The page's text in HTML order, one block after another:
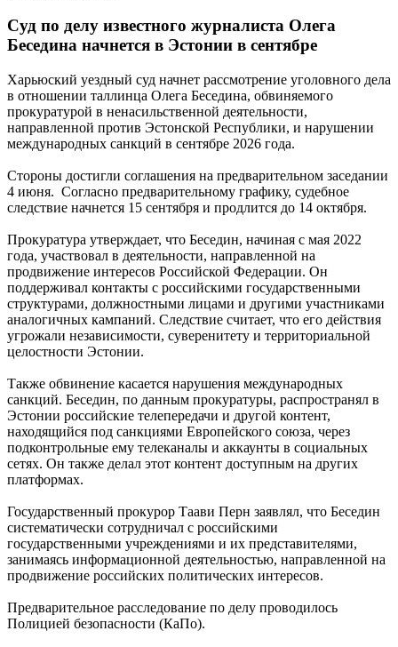
Суд по делу известного журналиста Олега
Беседина начнется в Эстонии в сентябре
Харьюский уездный суд начнет рассмотрение уголовного дела
в отношении таллинца Олега Беседина, обвиняемого
прокуратурой в ненасильственной деятельности,
направленной против Эстонской Республики, и нарушении
международных санкций в сентябре 2026 года.
Стороны достигли соглашения на предварительном заседании
4 июня. Согласно предварительному графику, судебное
следствие начнется 15 сентября и продлится до 14 октября.
Прокуратура утверждает, что Беседин, начиная с мая 2022
года, участвовал в деятельности, направленной на
продвижение интересов Российской Федерации. Он
поддерживал контакты с российскими государственными
структурами, должностными лицами и другими участниками
аналогичных кампаний. Следствие считает, что его действия
угрожали независимости, суверенитету и территориальной
целостности Эстонии.
Также обвинение касается нарушения международных
санкций. Беседин, по данным прокуратуры, распространял в
Эстонии российские телепередачи и другой контент,
находящийся под санкциями Европейского союза, через
подконтрольные ему телеканалы и аккаунты в социальных
сетях. Он также делал этот контент доступным на других
платформах.
Государственный прокурор Таави Перн заявлял, что Беседин
систематически сотрудничал с российскими
государственными учреждениями и их представителями,
занимаясь информационной деятельностью, направленной на
продвижение российских политических интересов.
Предварительное расследование по делу проводилось
Полицией безопасности (КаПо).